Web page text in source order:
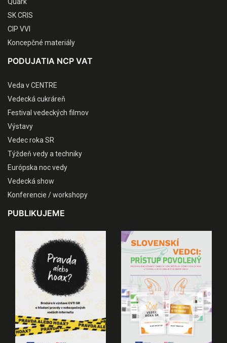
SK CRIS
CIP VVI
Koncepčné materiály
PODUJATIA NCP VAT
Veda v CENTRE
Vedecká cukráreň
Festival vedeckých filmov
Výstavy
Vedec roka SR
Týždeň vedy a techniky
Európska noc vedy
Vedecká show
Konferencie / workshopy
PUBLIKUJEME